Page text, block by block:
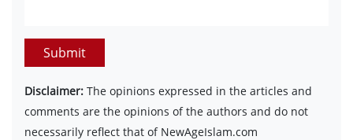
Submit
Disclaimer: The opinions expressed in the articles and
comments are the opinions of the authors and do not
necessarily reflect that of NewAgeIslam.com